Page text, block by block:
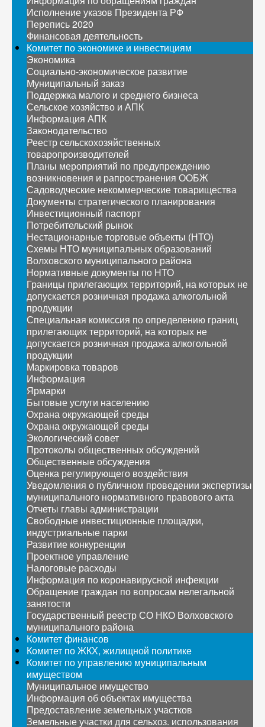
Исполнение указов Президента РФ
Перепись 2020
Финансовая деятельность
Комитет по экономике и инвестициям
Экономика
Социально-экономическое развитие
Муниципальный заказ
Поддержка малого и среднего бизнеса
Сельское хозяйство и АПК
Информация АПК
Законодательство
Реестр сельскохозяйственных
товаропроизводителей
Планы мероприятий по предупреждению
возникновения и рапространения ООБЖ
Садоводческие некоммерческие товарищества
Документы стратегического планирования
Инвестиционный паспорт
Потребительский рынок
Нестационарные торговые объекты (НТО)
Схемы НТО муниципальных образований
Волховского муниципального района
Нормативные документы по НТО
Границы прилегающих территорий, на которых не
допускается розничная продажа алкогольной
продукции
Специальная комиссия по определению границ
прилегающих территорий, на которых не
допускается розничная продажа алкогольной
продукции
Маркировка товаров
Информация
Ярмарки
Бытовые услуги населению
Охрана окружающей среды
Охрана окружающей среды
Экологический совет
Протоколы общественных обсуждений
Общественные обсуждения
Оценка регулирующего воздействия
Уведомления о публичном проведении экспертизы
муниципального нормативного правового акта
Отчеты главы администрации
Свободные инвестиционные площадки,
индустриальные парки
Развитие конкуренции
Проектное управление
Налоговые расходы
Информация по коронавирусной инфекции
Обращение граждан по вопросам нелегальной
занятости
Государственный реестр СО НКО Волховского
муниципального района
Комитет финансов
Комитет по ЖКХ, жилищной политике
Комитет по управлению муниципальным
имуществом
Муниципальное имущество
Информация об объектах имущества
Предоставление земельных участков
Земельные участки для сельхоз. использования